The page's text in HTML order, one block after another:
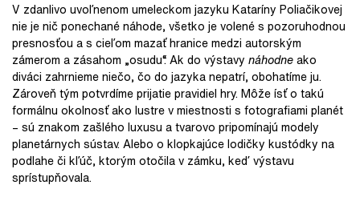
V zdanlivo uvoľnenom umeleckom jazyku Kataríny Poliačikovej
nie je nič ponechané náhode, všetko je volené s pozoruhodnou
presnosťou a s cieľom mazať hranice medzi autorským
zámerom a zásahom „osudu“. Ak do výstavy náhodneako
diváci zahrnieme niečo, čo do jazyka nepatrí, obohatíme ju.
Zároveň tým potvrdíme prijatie pravidiel hry. Môže ísť o takú
formálnu okolnosť ako lustre v miestnosti s fotografiami planét
– sú znakom zašlého luxusu a tvarovo pripomínajú modely
planetárnych sústav. Alebo o klopkajúce lodičky kustódky na
podlahe či kľúč, ktorým otočila v zámku, keď výstavu
sprístupňovala.